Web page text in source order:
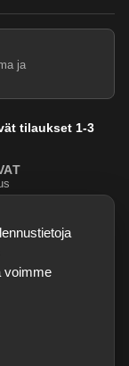
ja
tilaukset 1-3
voimme